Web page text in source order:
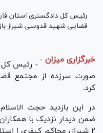
رئیس کل دادگستری استان
قضایی شهید قدوسی شیراز
خبرگزاری میزان - - رئیس کل
صورت سرزده از مجتمع
کرد.
در این بازدید حجت
ضمن دیدار نزدیک با
۲